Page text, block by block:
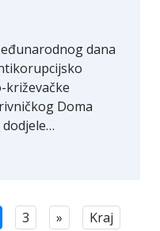
dana
križevačke
Doma
3 »
Kraj